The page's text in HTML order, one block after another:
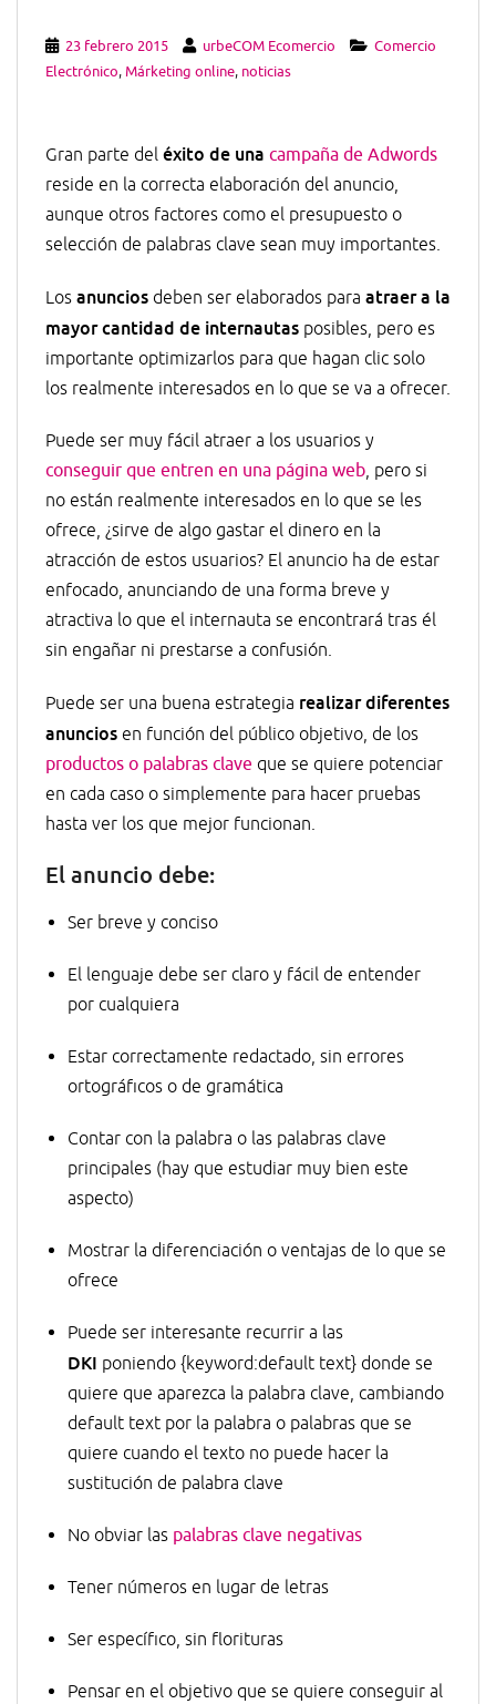
23 febrero 2015 urbeCOM Ecomercio
Comercio
Electrónico,Márketing online, noticias
Gran parte del éxito de una campaña de Adwords
reside en la correcta elaboración del anuncio,
aunque otros factores como el presupuesto o
selección de palabras clave sean muy importantes.
Los anuncios deben ser elaborados para atraer a la
mayor cantidad de internautas posibles, pero es
importante optimizarlos para que hagan clic solo
los realmente interesados en lo que se va a ofrecer.
Puede ser muy fácil atraer a los usuarios y
conseguir que entren en una página web, pero si
no están realmente interesados en lo que se les
ofrece, ¿sirve de algo gastar el dinero en la
atracción de estos usuarios? El anuncio ha de estar
enfocado, anunciando de una forma breve y
atractiva lo que el internauta se encontrará tras él
sin engañar ni prestarse a confusión.
Puede ser una buena estrategia realizar diferentes
anuncios en función del público objetivo, de los
productos o palabras clave que se quiere potenciar
en cada caso o simplemente para hacer pruebas
hasta ver los que mejor funcionan.
El anuncio debe:
Ser breve y conciso
El lenguaje debe ser claro y fácil de entender
por cualquiera
Estar correctamente redactado, sin errores
ortográficos o de gramática
Contar con la palabra o las palabras clave
principales (hay que estudiar muy bien este
aspecto)
Mostrar la diferenciación o ventajas de lo que se
ofrece
Puede ser interesante recurrir a las
DKI poniendo {keyword:default text} donde se
quiere que aparezca la palabra clave, cambiando
default text por la palabra o palabras que se
quiere cuando el texto no puede hacer la
sustitución de palabra clave
No obviar las palabras clave negativas
Tener números en lugar de letras
Ser específico, sin florituras
Pensar en el objetivo que se quiere conseguir al